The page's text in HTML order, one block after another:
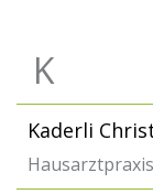
K
Kaderli